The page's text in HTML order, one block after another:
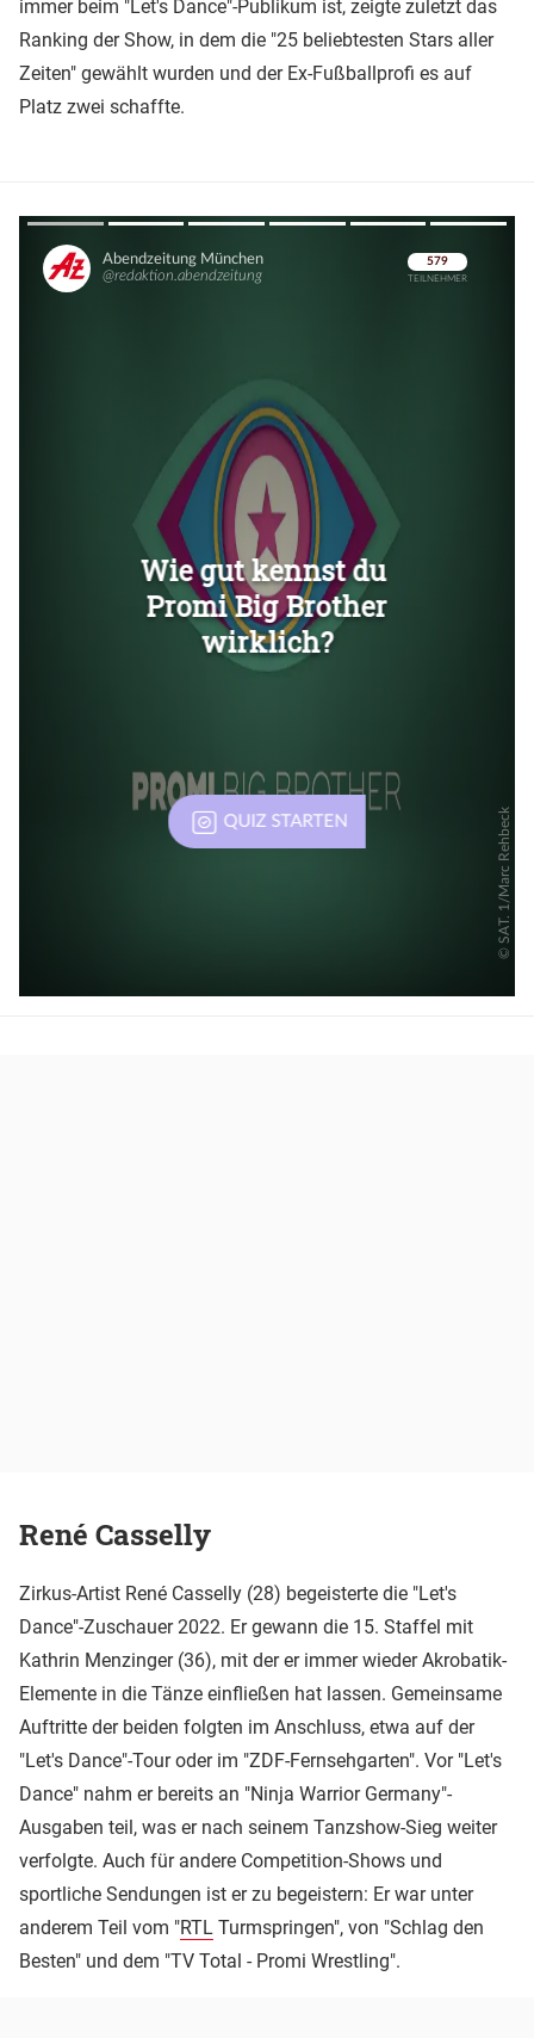
immer beim "Let's Dance"-Publikum ist, zeigte zuletzt das
Ranking der Show, in dem die "25 beliebtesten Stars aller
Zeiten" gewählt wurden und der Ex-Fußballprofi es auf
Platz zwei schaffte.
Überspringen
Überspringen
René Casselly
Zirkus-Artist René Casselly (28) begeisterte die "Let's
Dance"-Zuschauer 2022. Er gewann die 15. Staffel mit
Kathrin Menzinger (36), mit der er immer wieder Akrobatik-
Elemente in die Tänze einfließen hat lassen. Gemeinsame
Auftritte der beiden folgten im Anschluss, etwa auf der
"Let's Dance"-Tour oder im "ZDF-Fernsehgarten". Vor "Let's
Dance" nahm er bereits an "Ninja Warrior Germany"-
Ausgaben teil, was er nach seinem Tanzshow-Sieg weiter
verfolgte. Auch für andere Competition-Shows und
sportliche Sendungen ist er zu begeistern: Er war unter
anderem Teil vom "RTL Turmspringen", von "Schlag den
Besten" und dem "TV Total - Promi Wrestling".